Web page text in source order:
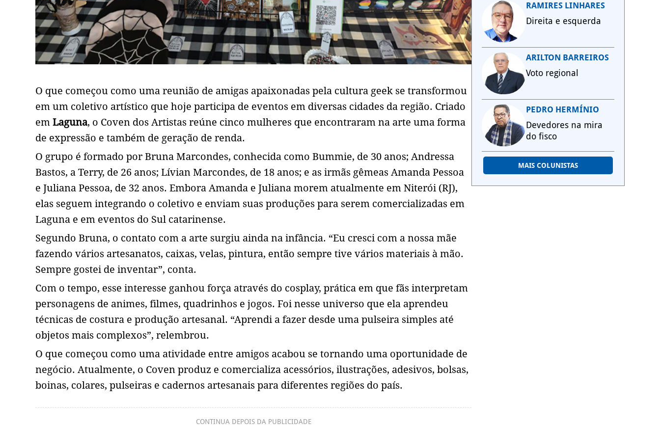
O que começou como uma reunião de amigas apaixonadas pela cultura geek se transformou
em um coletivo artístico que hoje participa de eventos em diversas cidades da região. Criado
em Laguna, o Coven dos Artistas reúne cinco mulheres que encontraram na arte uma forma
de expressão e também de geração de renda.
O grupo é formado por Bruna Marcondes, conhecida como Bummie, de 30 anos; Andressa
Bastos, a Terry, de 26 anos; Lívian Marcondes, de 18 anos; e as irmãs gêmeas Amanda Pessoa
e Juliana Pessoa, de 32 anos. Embora Amanda e Juliana morem atualmente em Niterói (RJ),
elas seguem integrando o coletivo e enviam suas produções para serem comercializadas em
Laguna e em eventos do Sul catarinense.
Segundo Bruna, o contato com a arte surgiu ainda na infância. “Eu cresci com a nossa mãe
fazendo vários artesanatos, caixas, velas, pintura, então sempre tive vários materiais à mão.
Sempre gostei de inventar”, conta.
Com o tempo, esse interesse ganhou força através do cosplay, prática em que fãs interpretam
personagens de animes, filmes, quadrinhos e jogos. Foi nesse universo que ela aprendeu
técnicas de costura e produção artesanal. “Aprendi a fazer desde uma pulseira simples até
objetos mais complexos”, relembrou.
O que começou como uma atividade entre amigos acabou se tornando uma oportunidade de
negócio. Atualmente, o Coven produz e comercializa acessórios, ilustrações, adesivos, bolsas,
boinas, colares, pulseiras e cadernos artesanais para diferentes regiões do país.
CONTINUA DEPOIS DA PUBLICIDADE
RAMIRES LINHARES
Direita e esquerda
ARILTON BARREIROS
Voto regional
PEDRO HERMÍNIO
Devedores na mira
do fisco
MAIS COLUNISTAS